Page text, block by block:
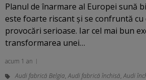
Planul de înarmare al Europei sună
este foarte riscant și se confruntă cu
provocări serioase. Iar cel mai bun
transformarea unei…
acum 1 an
Audi fabrică Belgia,Audi fabrică închisă,Audi